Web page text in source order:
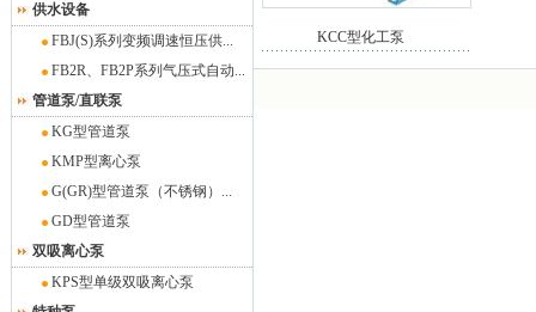
供水设备
FBJ(S)系列变频调速恒压供...
FB2R、FB2P系列气压式自动...
管道泵/直联泵
KG型管道泵
KMP型离心泵
G(GR)型管道泵（不锈钢）...
GD型管道泵
双吸离心泵
KPS型单级双吸离心泵
KCC型化工泵